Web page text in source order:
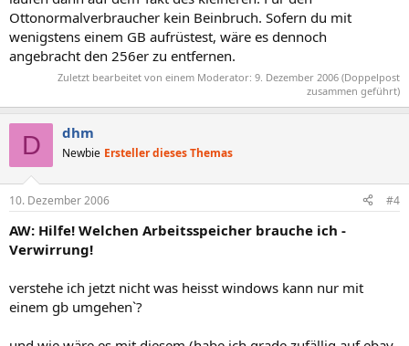
Ottonormalverbraucher kein Beinbruch. Sofern du mit
wenigstens einem GB aufrüstest, wäre es dennoch
angebracht den 256er zu entfernen.
Zuletzt bearbeitet von einem Moderator: 9. Dezember 2006 (Doppelpost
zusammen geführt)
D dhm
Newbie Ersteller dieses Themas
10. Dezember 2006 #4
AW: Hilfe! Welchen Arbeitsspeicher brauche ich -
Verwirrung!
verstehe ich jetzt nicht was heisst windows kann nur mit
einem gb umgehen`?